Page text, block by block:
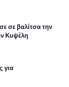
σε βαλίτσα την
Κυψέλη
για